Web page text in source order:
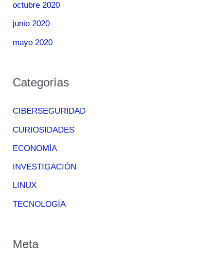
octubre 2020
junio 2020
mayo 2020
Categorías
CIBERSEGURIDAD
CURIOSIDADES
ECONOMÍA
INVESTIGACIÓN
LINUX
TECNOLOGÍA
Meta